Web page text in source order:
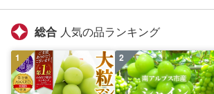
艶 傷まない 人気 おすす
め
総合 人気の品ランキング
1 2